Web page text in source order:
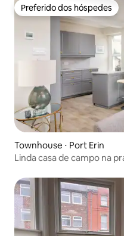
Preferido dos hóspedes
Preferido dos hóspedes
Townhouse ⋅ Port Erin
Linda casa de campo na